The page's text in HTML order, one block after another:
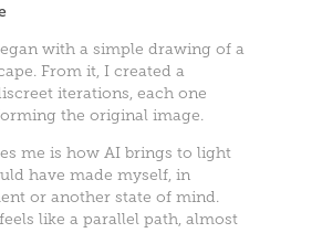
with a simple drawing of a
From it, I created a
iterations, each one
the original image.
me is how AI brings to light
have made myself, in
or another state of mind.
like a parallel path, almost